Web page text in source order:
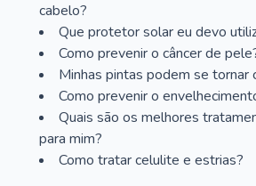
cabelo?
Que protetor solar eu devo
Como prevenir o câncer de
Minhas pintas podem se tornar
Como prevenir o
Quais são os melhores
para mim?
Como tratar celulite e estrias?